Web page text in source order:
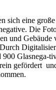
sich eine
Die
und Gebäude
Glasnega-
gefördert